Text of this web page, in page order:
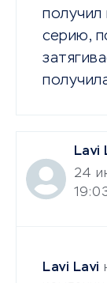
получил
серию,
Lavi
24
Lavi Lavi